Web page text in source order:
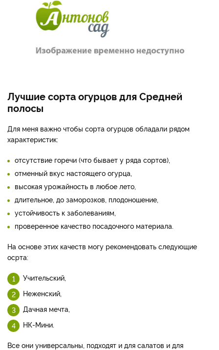
Лучшие сорта огурцов для Средней
полосы
Для меня важно чтобы сорта огурцов обладали рядом
характеристик:
отсутствие горечи (что бывает у ряда сортов),
отменный вкус настоящего огурца,
высокая урожайность в любое лето,
длительное, до заморозков, плодоношение,
устойчивость к заболеваниям,
проверенное качество посадочного материала.
На основе этих качеств могу рекомендовать следующие
осрта:
Учительский,
Неженский,
Дачная мечта,
НК-Мини.
Все они универсальны, подходят и для салатов и для